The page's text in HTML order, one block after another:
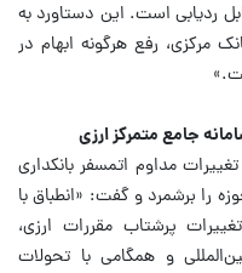
ردیابی است. این دستاورد به
مرکزی، رفع هرگونه ابهام در
جامع متمرکز ارزی
مداوم اتمسفر بانکداری
را برشمرد و گفت: «انطباق با
پرشتاب مقررات ارزی،
و همگامی با تحولات